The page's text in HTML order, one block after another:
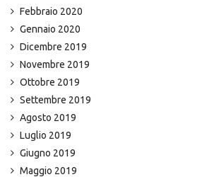
Febbraio 2020
Gennaio 2020
Dicembre 2019
Novembre 2019
Ottobre 2019
Settembre 2019
Agosto 2019
Luglio 2019
Giugno 2019
Maggio 2019